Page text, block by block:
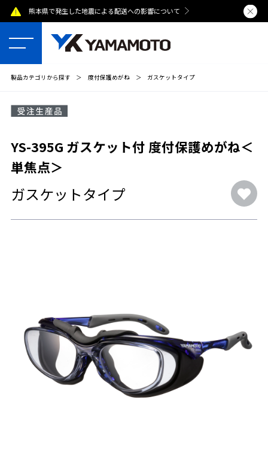
影響について 夏季休業のおしらせ【 8月8日(土)～16日(日) 】
製品カテゴリから探す ＞ 度付保護めがね ＞ ガスケットタイプ
YS-395G ガスケット付 度付保護めがね＜
単焦点＞
ガスケットタイプ